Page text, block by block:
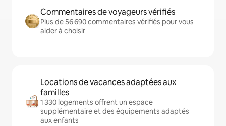
Commentaires de voyageurs vérifiés
Plus de 56 690 commentaires vérifiés pour vous
aider à choisir
Locations de vacances adaptées aux
familles
1 330 logements offrent un espace
supplémentaire et des équipements adaptés
aux enfants